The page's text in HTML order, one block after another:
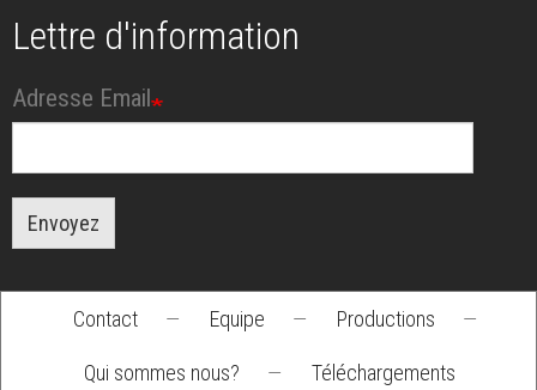
Lettre d'information
Adresse Email
Envoyez
Footer
Contact — Equipe — Productions —
Qui sommes nous? — Téléchargements